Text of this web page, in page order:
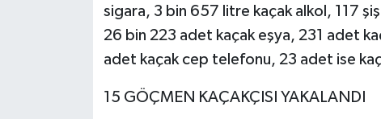
sigara, 3 bin 657 litre kaçak alkol, 117
26 bin 223 adet kaçak eşya, 231 adet
adet kaçak cep telefonu, 23 adet ise
15 GÖÇMEN KAÇAKÇISI YAKALANDI